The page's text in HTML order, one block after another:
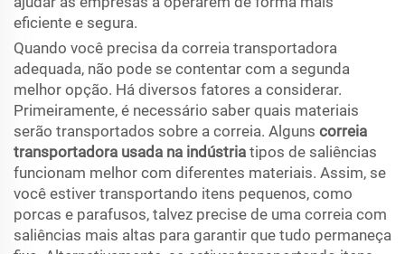
eficiente e segura.
Quando você precisa da correia transportadora
adequada, não pode se contentar com a segunda
melhor opção. Há diversos fatores a considerar.
Primeiramente, é necessário saber quais materiais
serão transportados sobre a correia. Alguns correia
transportadora usada na indústria tipos de saliências
funcionam melhor com diferentes materiais. Assim, se
você estiver transportando itens pequenos, como
porcas e parafusos, talvez precise de uma correia com
saliências mais altas para garantir que tudo permaneça